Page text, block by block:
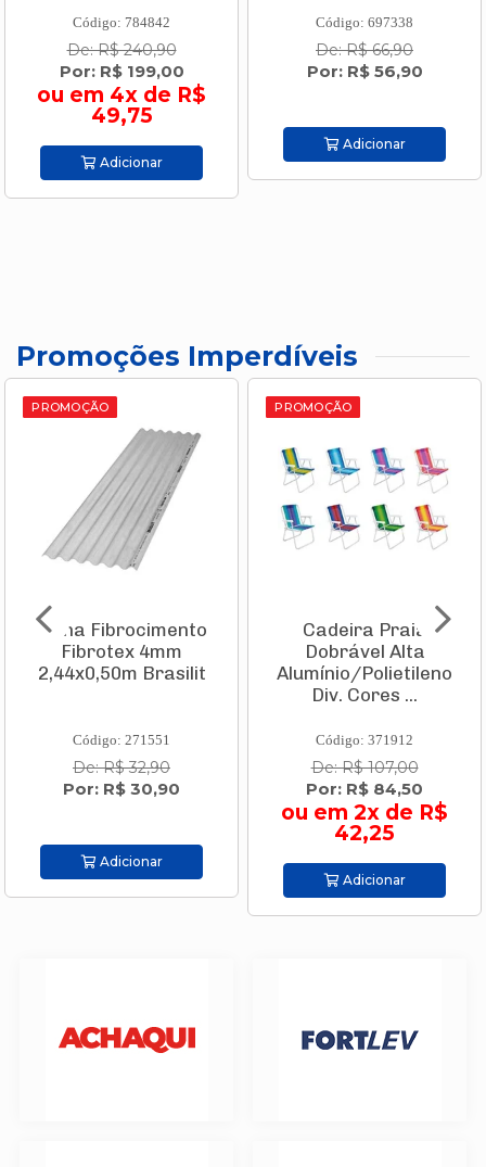
Código: 784842
De: R$ 240,90
Por: R$ 199,00
ou em 4x de R$
49,75
Adicionar
Código: 697338
De: R$ 66,90
Por: R$ 56,90
Adicionar
Promoções Imperdíveis
PROMOÇÃO
Telha Fibrocimento
Fibrotex 4mm
2,44x0,50m Brasilit
Código: 271551
De: R$ 32,90
Por: R$ 30,90
Adicionar
PROMOÇÃO
Cadeira Praia
Dobrável Alta
Alumínio/Polietileno
Div. Cores ...
Código: 371912
De: R$ 107,00
Por: R$ 84,50
ou em 2x de R$
42,25
Adicionar